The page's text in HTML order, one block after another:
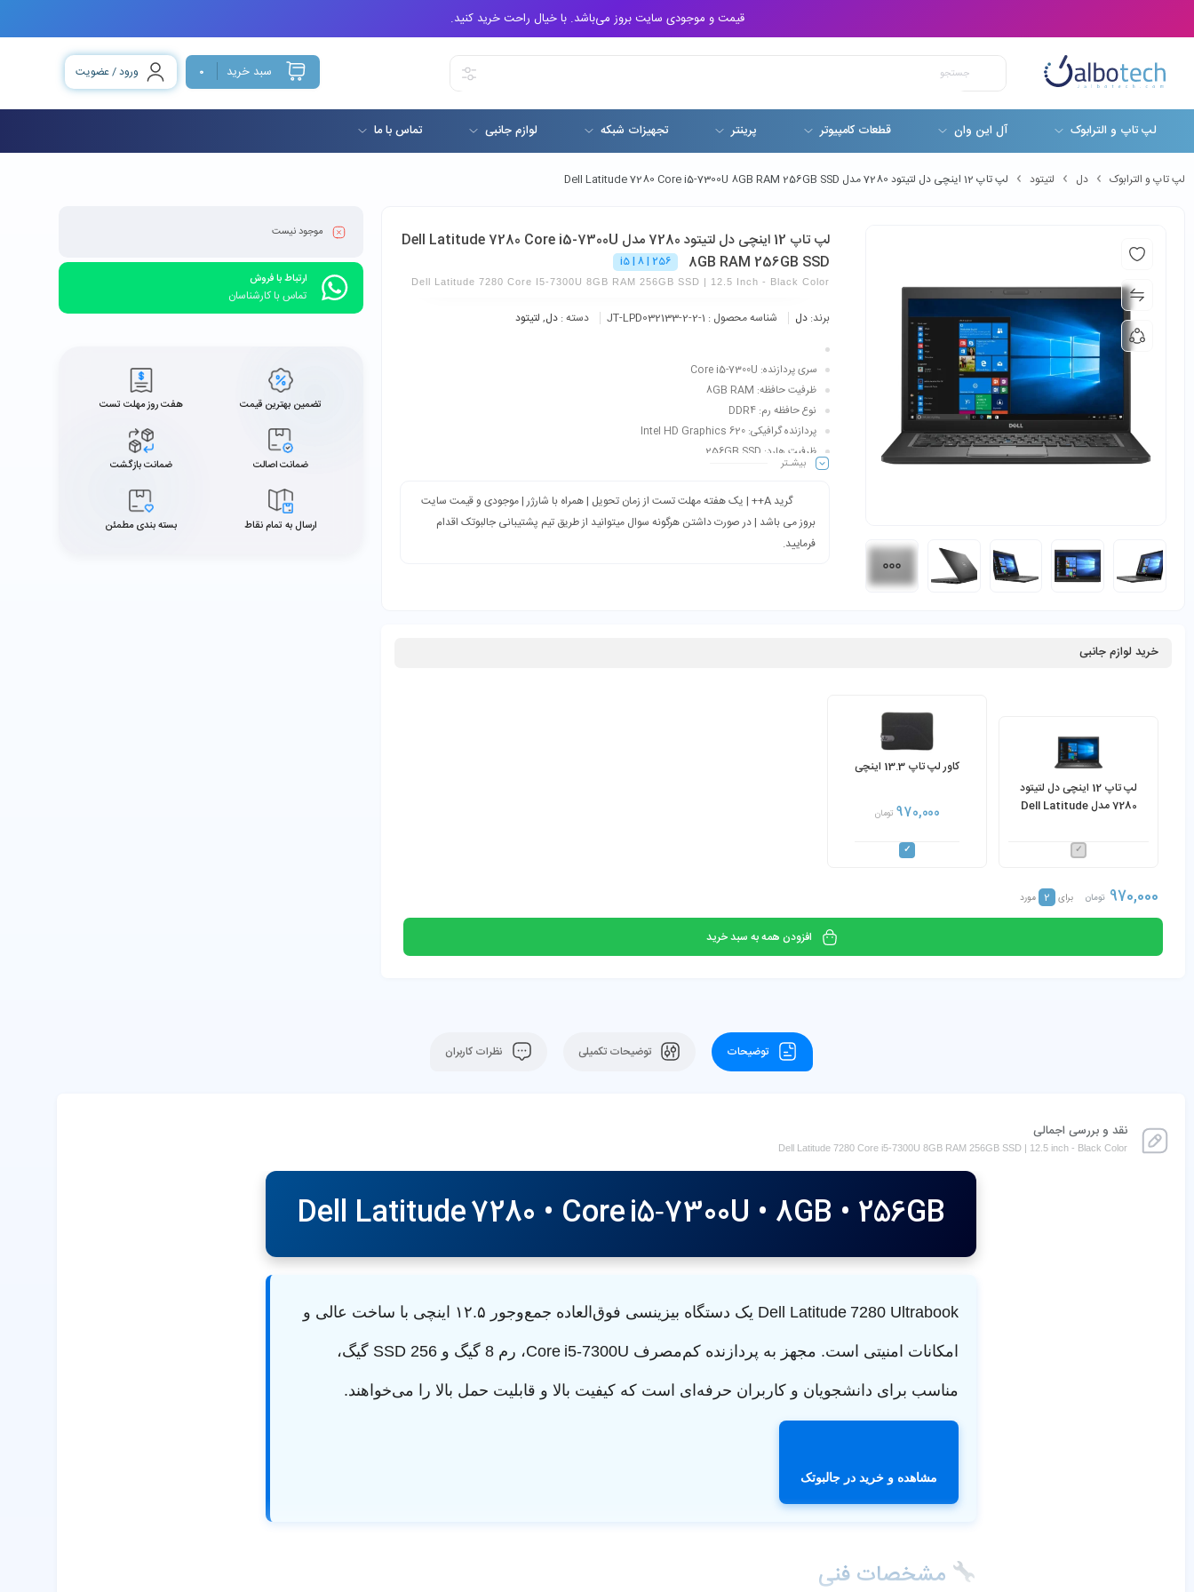
قیمت و موجودی سایت بروز می‌باشد. با خیال راحت خرید کنید.
سبد خرید 0 ورود / عضویت
لپ تاپ و الترابوک آل این وان قطعات کامپیوتر پرینتر تجهیزات شبکه لوازم جانبی تماس با ما
لپ تاپ و الترابوک دل لتیتود لپ تاپ 12 اینچی دل لتیتود 7280 مدل Dell Latitude 7280 Core i5-7300U 8GB RAM 256GB SSD
لپ تاپ 12 اینچی دل لتیتود 7280 مدل Dell Latitude 7280 Core i5-7300U
8GB RAM 256GB SSD
i5 | 8 | 256
Dell Latitude 7280 Core I5-7300U 8GB RAM 256GB SSD | 12.5 Inch - Black Color
برند:دل شناسه محصول : JT-LPD032133-2-2-1 دسته :دل, لتیتود
سری پردازنده: Core i5-7300U
ظرفیت حافظه: 8GB RAM
نوع حافظه رم: DDR4
پردازنده گرافیکی: Intel HD Graphics 620
ظرفیت هارد: 256GB SSD
صفحه نمایش: 12.5 اینچ | HD | 1366 x 768
رنگ: مشکی
بیشـتر
گرید A++ | یک هفته مهلت تست از زمان تحویل | همراه با شارژر | موجودی و قیمت سایت
بروز می باشد | در صورت داشتن هرگونه سوال میتوانید از طریق تیم پشتیبانی جالبوتک اقدام
فرمایید.
خرید لوازم جانبی
لپ تاپ 12 اینچی دل لتیتود
7280 مدل Dell Latitude
RAM 256GB SSD
کاور لپ تاپ 13.3 اینچی
970,000 تومان
970,000 تومان برای 2 مورد
افزودن همه به سبد خرید
موجود نیست
ارتباط با فروش
تماس با کارشناسان
تضمین بهترین قیمت هفت روز مهلت تست
ضمانت اصالت ضمانت بازگشت
ارسال به تمام نقاط بسته بندی مطمئن
توضیحات توضیحات تکمیلی نظرات کاربران
نقد و بررسی اجمالی
Dell Latitude 7280 Core i5-7300U 8GB RAM 256GB SSD | 12.5 inch - Black Color
Dell Latitude 7280 • Core i5‑7300U • 8GB • 256GB
Dell Latitude 7280 Ultrabook یک دستگاه بیزینسی فوق‌العاده جمع‌وجور ۱۲.۵ اینچی با ساخت عالی و
امکانات امنیتی است. مجهز به پردازنده کم‌مصرف Core i5‑7300U ، رم 8 گیگ و SSD 256 گیگ،
مناسب برای دانشجویان و کاربران حرفه‌ای است که کیفیت بالا و قابلیت حمل بالا را می‌خواهند.
مشاهده و خرید در جالبوتک
مشخصات فنی